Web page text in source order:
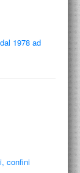
1978 ad
confini